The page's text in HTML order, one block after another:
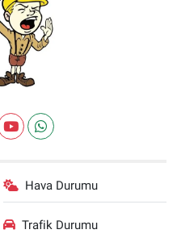
Hava Durumu
Trafik Durumu